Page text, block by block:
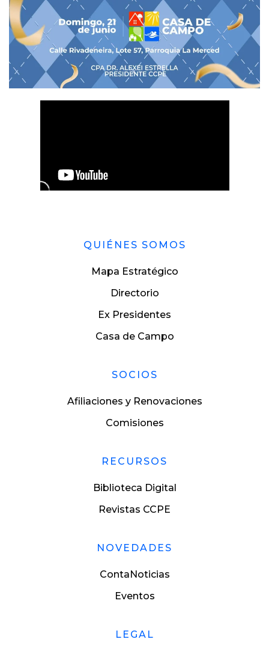
QUIÉNES SOMOS
Mapa Estratégico
Directorio
Ex Presidentes
Casa de Campo
SOCIOS
Afiliaciones y Renovaciones
Comisiones
RECURSOS
Biblioteca Digital
Revistas CCPE
NOVEDADES
ContaNoticias
Eventos
LEGAL